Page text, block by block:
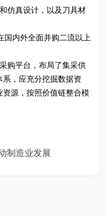
真设计，以及刀具材
内外全面并购二流以上
平台，布局了集采供
，应充分挖掘数据资
源，按照价值链整合模
制造业发展